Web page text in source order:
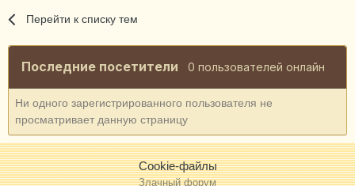
Перейти к списку тем
Последние посетители 0 пользователей онлайн
Ни одного зарегистрированного пользователя не
просматривает данную страницу
Cookie-файлы
Злачный форум